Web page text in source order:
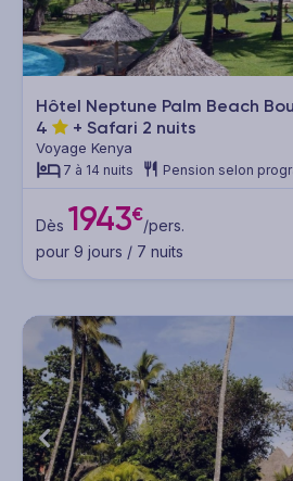
Hôtel Neptune Palm Beach
4
+ Safari 2 nuits
Voyage Kenya
7 à 14 nuits Pension selon
Dès 1943€/pers.
pour 9 jours / 7 nuits